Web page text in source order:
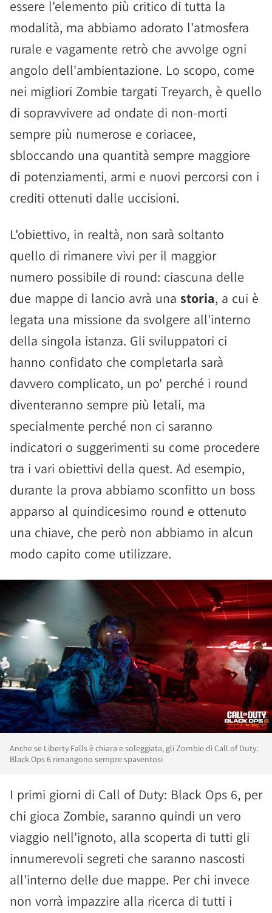
essere l'elemento più critico di tutta la
modalità, ma abbiamo adorato l'atmosfera
rurale e vagamente retrò che avvolge ogni
angolo dell'ambientazione. Lo scopo, come
nei migliori Zombie targati Treyarch, è quello
di sopravvivere ad ondate di non-morti
sempre più numerose e coriacee,
sbloccando una quantità sempre maggiore
di potenziamenti, armi e nuovi percorsi con i
crediti ottenuti dalle uccisioni.
L'obiettivo, in realtà, non sarà soltanto
quello di rimanere vivi per il maggior
numero possibile di round: ciascuna delle
due mappe di lancio avrà una storia, a cui è
legata una missione da svolgere all'interno
della singola istanza. Gli sviluppatori ci
hanno confidato che completarla sarà
davvero complicato, un po' perché i round
diventeranno sempre più letali, ma
specialmente perché non ci saranno
indicatori o suggerimenti su come procedere
tra i vari obiettivi della quest. Ad esempio,
durante la prova abbiamo sconfitto un boss
apparso al quindicesimo round e ottenuto
una chiave, che però non abbiamo in alcun
modo capito come utilizzare.
Anche se Liberty Falls è chiara e soleggiata, gli Zombie di Call of Duty:
Black Ops 6 rimangono sempre spaventosi
I primi giorni di Call of Duty: Black Ops 6, per
chi gioca Zombie, saranno quindi un vero
viaggio nell'ignoto, alla scoperta di tutti gli
innumerevoli segreti che saranno nascosti
all'interno delle due mappe. Per chi invece
non vorrà impazzire alla ricerca di tutti i